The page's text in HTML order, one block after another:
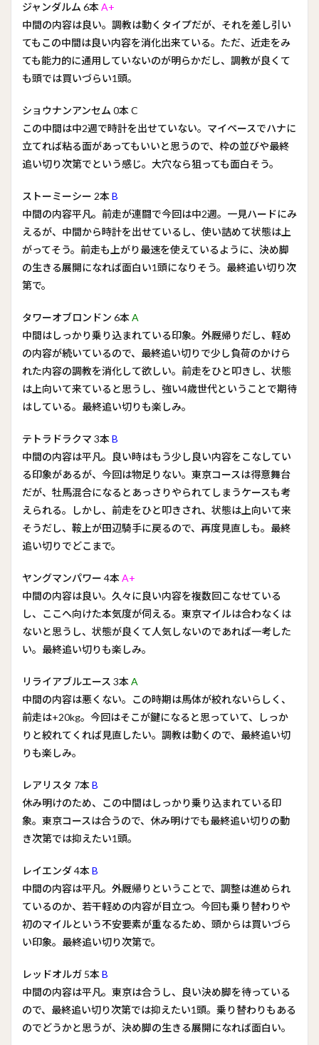
ジャンダルム 6本A+
中間の内容は良い。調教は動くタイプだが、それを差し引い
てもこの中間は良い内容を消化出来ている。ただ、近走をみ
ても能力的に通用していないのが明らかだし、調教が良くて
も頭では買いづらい1頭。
ショウナンアンセム 0本 C
この中間は中2週で時計を出せていない。マイペースでハナに
立てれば粘る面があってもいいと思うので、枠の並びや最終
追い切り次第でという感じ。大穴なら狙っても面白そう。
ストーミーシー 2本B
中間の内容平凡。前走が連闘で今回は中2週。一見ハードにみ
えるが、中間から時計を出せているし、使い詰めて状態は上
がってそう。前走も上がり最速を使えているように、決め脚
の生きる展開になれば面白い1頭になりそう。最終追い切り次
第で。
タワーオブロンドン 6本A
中間はしっかり乗り込まれている印象。外厩帰りだし、軽め
の内容が続いているので、最終追い切りで少し負荷のかけら
れた内容の調教を消化して欲しい。前走をひと叩きし、状態
は上向いて来ていると思うし、強い4歳世代ということで期待
はしている。最終追い切りも楽しみ。
テトラドラクマ 3本B
中間の内容は平凡。良い時はもう少し良い内容をこなしてい
る印象があるが、今回は物足りない。東京コースは得意舞台
だが、牡馬混合になるとあっさりやられてしまうケースも考
えられる。しかし、前走をひと叩きされ、状態は上向いて来
そうだし、鞍上が田辺騎手に戻るので、再度見直しも。最終
追い切りでどこまで。
ヤングマンパワー 4本A+
中間の内容は良い。久々に良い内容を複数回こなせている
し、ここへ向けた本気度が伺える。東京マイルは合わなくは
ないと思うし、状態が良くて人気しないのであれば一考した
い。最終追い切りも楽しみ。
リライアブルエース 3本A
中間の内容は悪くない。この時期は馬体が絞れないらしく、
前走は+20kg。今回はそこが鍵になると思っていて、しっか
りと絞れてくれば見直したい。調教は動くので、最終追い切
りも楽しみ。
レアリスタ 7本B
休み明けのため、この中間はしっかり乗り込まれている印
象。東京コースは合うので、休み明けでも最終追い切りの動
き次第では抑えたい1頭。
レイエンダ 4本B
中間の内容は平凡。外厩帰りということで、調整は進められ
ているのか、若干軽めの内容が目立つ。今回も乗り替わりや
初のマイルという不安要素が重なるため、頭からは買いづら
い印象。最終追い切り次第で。
レッドオルガ 5本B
中間の内容は平凡。東京は合うし、良い決め脚を待っている
ので、最終追い切り次第では抑えたい1頭。乗り替わりもある
のでどうかと思うが、決め脚の生きる展開になれば面白い。